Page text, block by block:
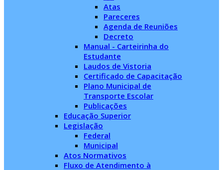
Atas
Pareceres
Agenda de Reuniões
Decreto
Manual - Carteirinha do
Estudante
Laudos de Vistoria
Certificado de Capacitação
Plano Municipal de
Transporte Escolar
Publicações
Educação Superior
Legislação
Federal
Municipal
Atos Normativos
Fluxo de Atendimento à